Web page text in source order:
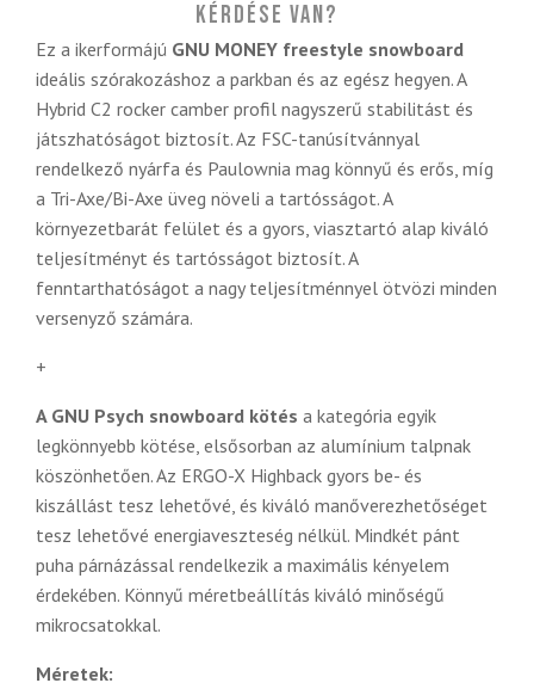
Kérdése van?
Ez a ikerformájú GNU MONEY freestyle snowboard
ideális szórakozáshoz a parkban és az egész hegyen. A
Hybrid C2 rocker camber profil nagyszerű stabilitást és
játszhatóságot biztosít. Az FSC-tanúsítvánnyal
rendelkező nyárfa és Paulownia mag könnyű és erős, míg
a Tri-Axe/Bi-Axe üveg növeli a tartósságot. A
környezetbarát felület és a gyors, viasztartó alap kiváló
teljesítményt és tartósságot biztosít. A
fenntarthatóságot a nagy teljesítménnyel ötvözi minden
versenyző számára.
+
A GNU Psych snowboard kötés a kategória egyik
legkönnyebb kötése, elsősorban az alumínium talpnak
köszönhetően. Az ERGO-X Highback gyors be- és
kiszállást tesz lehetővé, és kiváló manőverezhetőséget
tesz lehetővé energiaveszteség nélkül. Mindkét pánt
puha párnázással rendelkezik a maximális kényelem
érdekében. Könnyű méretbeállítás kiváló minőségű
mikrocsatokkal.
Méretek: